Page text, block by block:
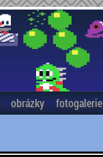
obrázky fotogalerie